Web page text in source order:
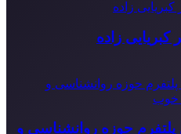
زاده
حوزه روانشناسی و